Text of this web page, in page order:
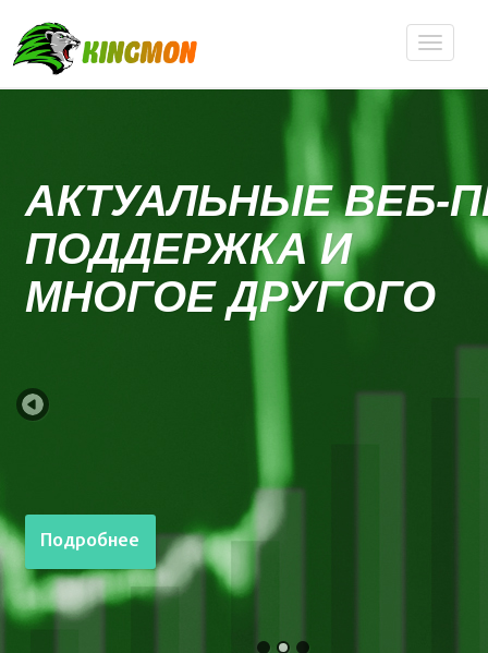
АКТУАЛЬНЫЕ ВЕБ-
ПОДДЕРЖКА И
MНОГОЕ ДРУГОГО
Подробнее